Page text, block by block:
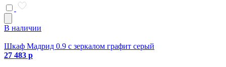
В наличии
Шкаф Мадрид 0.9 с зеркалом графит серый
27 483 р